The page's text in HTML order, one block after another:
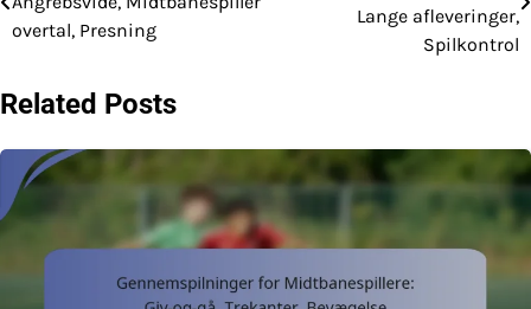
navigation
overtal, Presning
Lange afleveringer,
Spilkontrol
Related Posts